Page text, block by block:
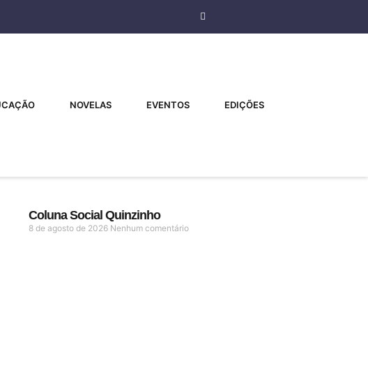
NOVELAS EVENTOS EDIÇÕES
Coluna Social Quinzinho
8 de agosto de 2026 Nenhum comentário